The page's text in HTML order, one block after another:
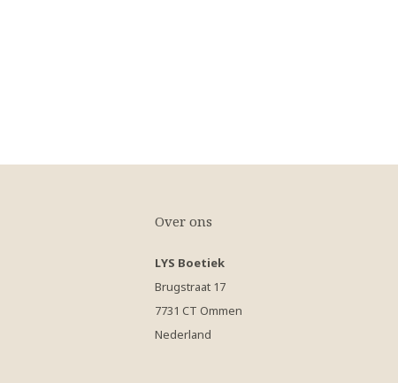
Over ons
LYS Boetiek
Brugstraat 17
7731 CT Ommen
Nederland